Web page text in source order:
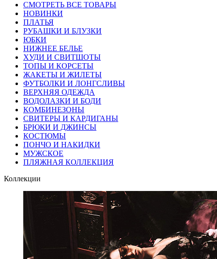
СМОТРЕТЬ ВСЕ ТОВАРЫ
НОВИНКИ
ПЛАТЬЯ
РУБАШКИ И БЛУЗКИ
ЮБКИ
НИЖНЕЕ БЕЛЬЕ
ХУДИ И СВИТШОТЫ
ТОПЫ И КОРСЕТЫ
ЖАКЕТЫ И ЖИЛЕТЫ
ФУТБОЛКИ И ЛОНГСЛИВЫ
ВЕРХНЯЯ ОДЕЖДА
ВОДОЛАЗКИ И БОДИ
КОМБИНЕЗОНЫ
СВИТЕРЫ И КАРДИГАНЫ
БРЮКИ И ДЖИНСЫ
КОСТЮМЫ
ПОНЧО И НАКИДКИ
МУЖСКОЕ
ПЛЯЖНАЯ КОЛЛЕКЦИЯ
Коллекции